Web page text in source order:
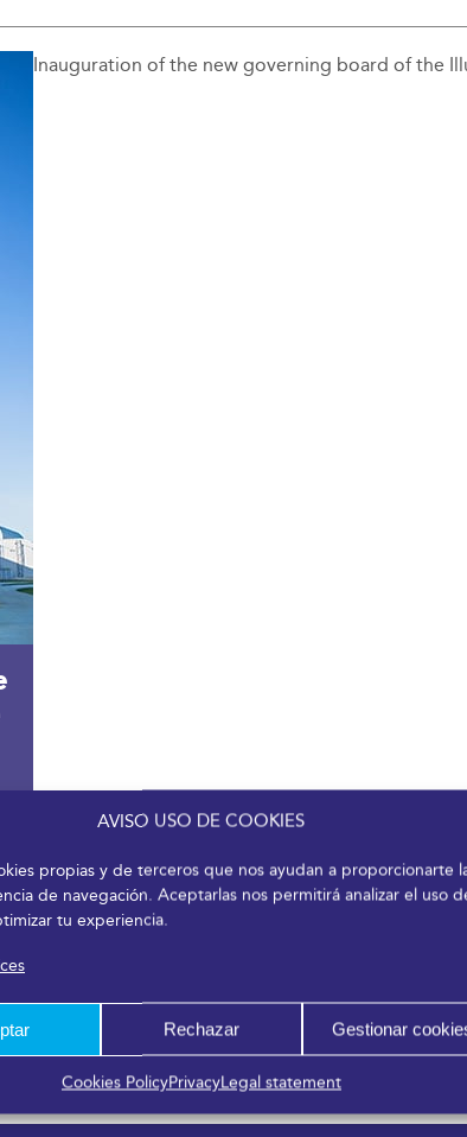
AVISO USO DE COOKIES
propias y de terceros que nos ayudan a proporcionarte
de navegación. Aceptarlas nos permitirá analizar el uso
tu experiencia.
Rechazar Gestionar
Cookies PolicyPrivacyLegal statement
Inauguration of the new governing board of the